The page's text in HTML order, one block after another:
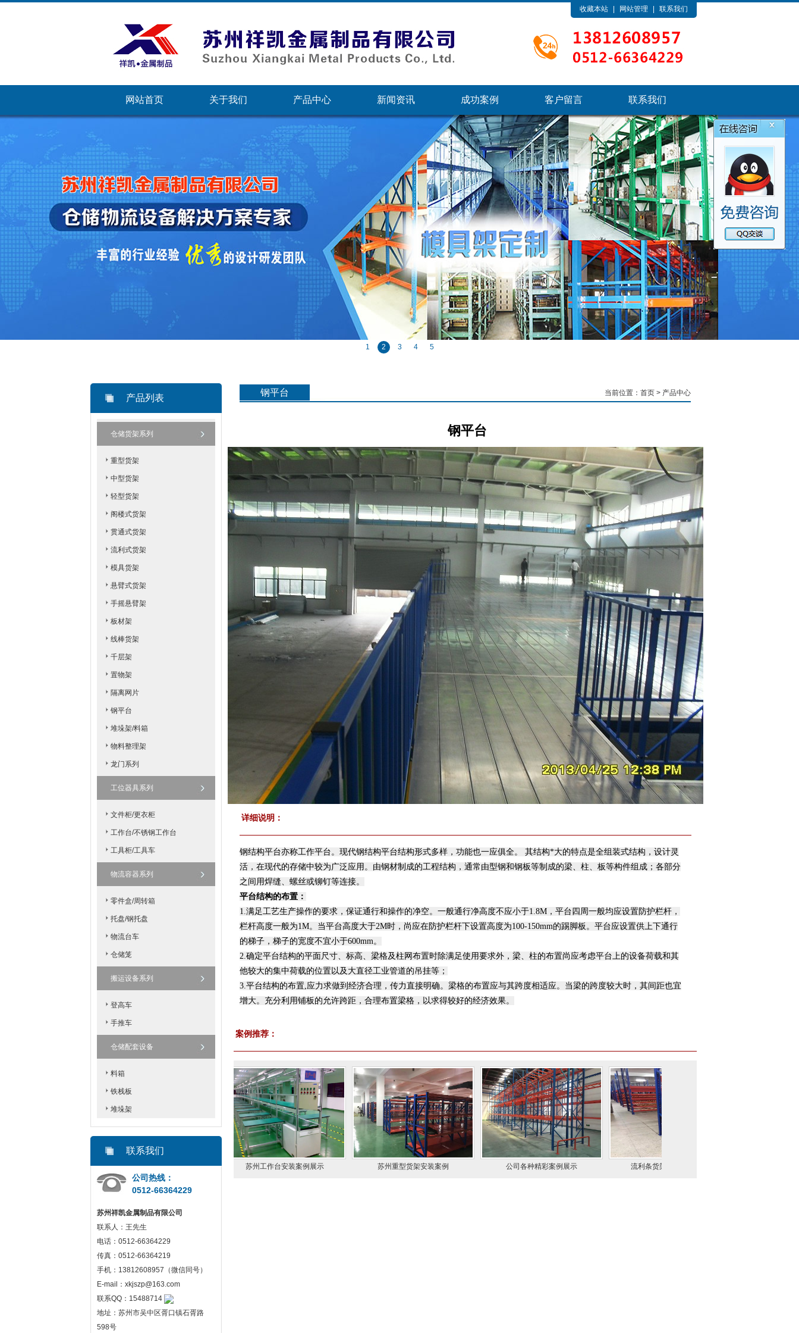
收藏本站 网站管理 联系我们
网站首页 关于我们 产品中心 新闻资讯 成功案例 客户留言 联系我们
1 2 3 4 5
产品列表
仓储货架系列
重型货架
中型货架
轻型货架
阁楼式货架
贯通式货架
流利式货架
模具货架
悬臂式货架
手摇悬臂架
板材架
线棒货架
千层架
置物架
隔离网片
钢平台
堆垛架/料箱
物料整理架
龙门系列
工位器具系列
文件柜/更衣柜
工作台/不锈钢工作台
工具柜/工具车
物流容器系列
零件盒/周转箱
托盘/钢托盘
物流台车
仓储笼
搬运设备系列
登高车
手推车
仓储配套设备
料箱
铁栈板
堆垛架
联系我们
公司热线：
0512-66364229
苏州祥凯金属制品有限公司
联系人：王先生
电话：0512-66364229
传真：0512-66364219
手机：13812608957（微信同号）
E-mail：xkjszp@163.com
联系QQ：15488714
地址：苏州市吴中区胥口镇石胥路
598号
钢平台 当前位置： 首页 > 产品中心
钢平台
详细说明：
钢结构平台亦称工作平台。现代钢结构平台结构形式多样，功能也一应俱全。 其结构*大的特点是全组装式结构，设计灵
活，在现代的存储中较为广泛应用。由钢材制成的工程结构，通常由型钢和钢板等制成的梁、柱、板等构件组成；各部分
之间用焊缝、螺丝或铆钉等连接。
平台结构的布置：
1.满足工艺生产操作的要求，保证通行和操作的净空。一般通行净高度不应小于1.8M，平台四周一般均应设置防护栏杆，
栏杆高度一般为1M。当平台高度大于2M时，尚应在防护栏杆下设置高度为100-150mm的踢脚板。平台应设置供上下通行
的梯子，梯子的宽度不宜小于600mm。
2.确定平台结构的平面尺寸、标高、梁格及柱网布置时除满足使用要求外，梁、柱的布置尚应考虑平台上的设备荷载和其
他较大的集中荷载的位置以及大直径工业管道的吊挂等；
3.平台结构的布置,应力求做到经济合理，传力直接明确。梁格的布置应与其跨度相适应。当梁的跨度较大时，其间距也宜
增大。充分利用铺板的允许跨距，合理布置梁格，以求得较好的经济效果。
案例推荐：
悬臂货架安装案例 苏州工作台安装案例展示 苏州重型货架安装案例 公司各种精彩案例展示 流利条货架安装现场案例